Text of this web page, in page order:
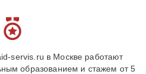
servis.ru в Москве работают
образованием и стажем от 5